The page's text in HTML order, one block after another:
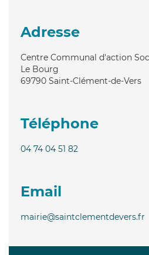
Adresse
Centre Communal d'action
Le Bourg
69790 Saint-Clément-de-Vers
Téléphone
04 74 04 51 82
Email
mairie@saintclementdevers.fr